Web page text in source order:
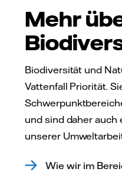
Mehr
Biodiversität und
Vattenfall Priorität.
und sind daher
unserer
Wie wir im